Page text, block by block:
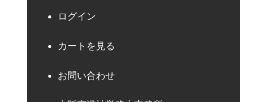
ログイン
カートを見る
お問い合わせ